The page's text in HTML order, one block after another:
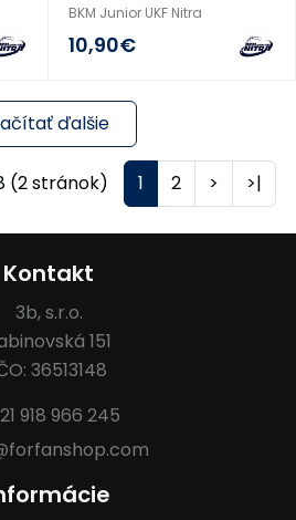
BKM Junior UKF Nitra
10,90€
ďalšie
(2 stránok) 1 2 > >|
Kontakt
3b, s.r.o.
151
36513148
918 966 245